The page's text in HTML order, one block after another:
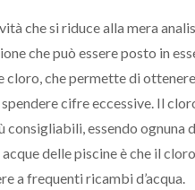
che si riduce alla mera
che può essere posto in
che permette di
cifre eccessive. Il
essendo ognuna
delle piscine è che il
a frequenti ricambi d’acqua.